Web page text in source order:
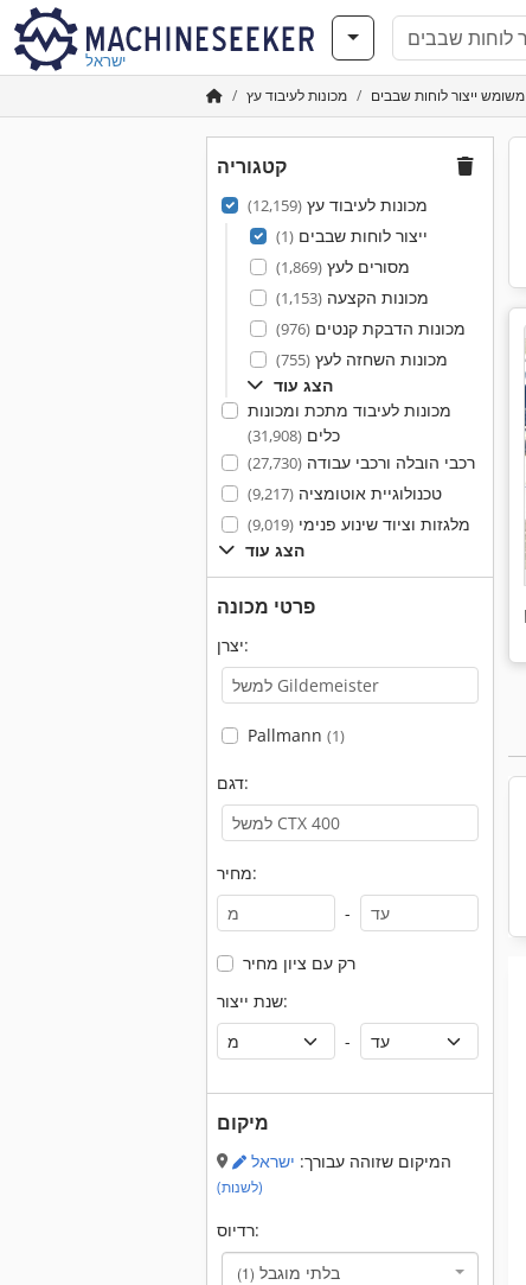
ישראל
מכונות לעיבוד עץ משומש ייצור לוחות שבבים
קטגוריה
מכונות לעיבוד עץ(12,159)
ייצור לוחות שבבים(1)
מסורים לעץ(1,869)
מכונות הקצעה(1,153)
מכונות הדבקת קנטים(976)
מכונות השחזה לעץ(755)
הצג עוד
מכונות לעיבוד מתכת ומכונות
כלים(31,908)
רכבי הובלה ורכבי עבודה(27,730)
טכנולוגיית אוטומציה(9,217)
מלגזות וציוד שינוע פנימי(9,019)
הצג עוד
פרטי מכונה
יצרן:
Pallmann (1)
דגם:
מחיר:
-
רק עם ציון מחיר
שנת ייצור:
-
מיקום
המיקום שזוהה עבורך: ישראל
(לשנות)
רדיוס:
בלתי מוגבל (1)